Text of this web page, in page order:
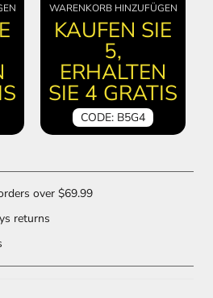
WARENKORB HINZUFÜGEN
KAUFEN SIE
5,
ERHALTEN
SIE 4 GRATIS
CODE: B5G4
over $69.99
returns